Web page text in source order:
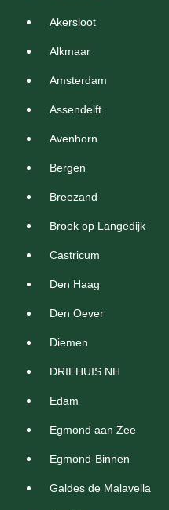
Akersloot
Alkmaar
Amsterdam
Assendelft
Avenhorn
Bergen
Breezand
Broek op Langedijk
Castricum
Den Haag
Den Oever
Diemen
DRIEHUIS NH
Edam
Egmond aan Zee
Egmond-Binnen
Galdes de Malavella